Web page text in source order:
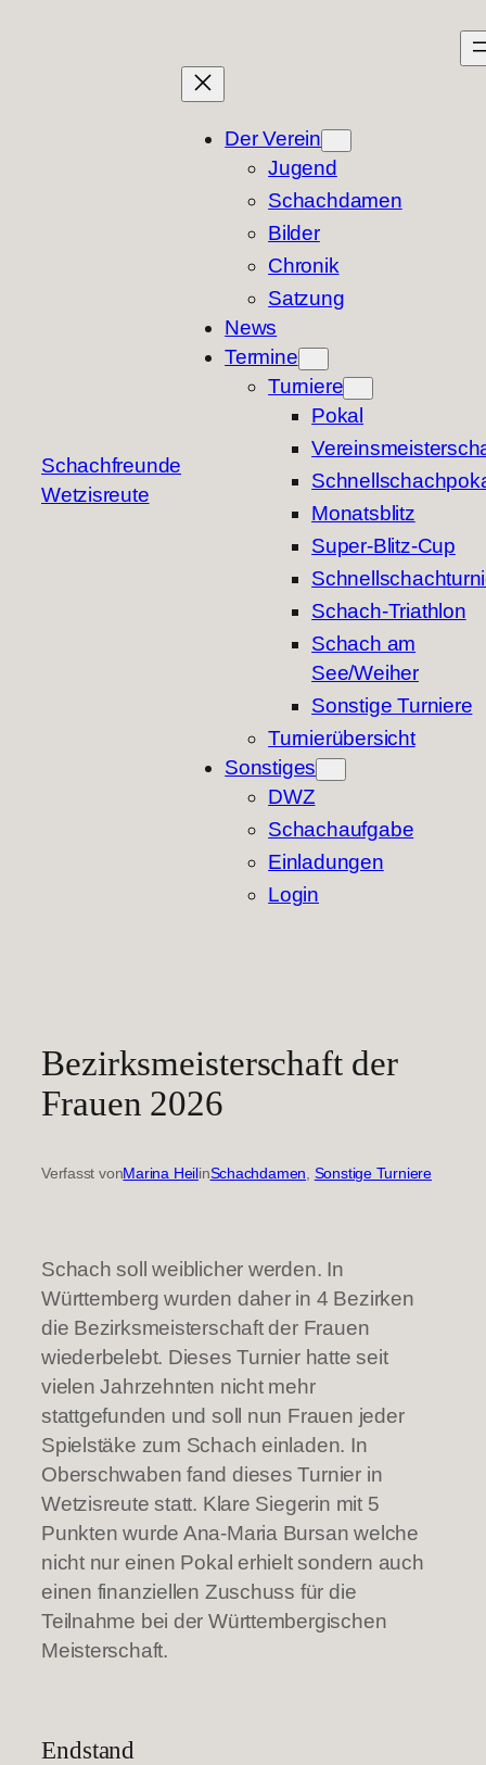
Schachfreunde
Wetzisreute
Der Verein
Jugend
Schachdamen
Bilder
Chronik
Satzung
News
Termine
Turniere
Pokal
Monatsblitz
Super-Blitz-Cup
Schach-Triathlon
Schach am
See/Weiher
Sonstige Turniere
Turnierübersicht
Sonstiges
DWZ
Schachaufgabe
Einladungen
Login
Bezirksmeisterschaft der
Frauen 2026
Verfasst vonMarina HeilinSchachdamen Sonstige Turniere
Schach soll weiblicher werden. In
Württemberg wurden daher in 4 Bezirken
die Bezirksmeisterschaft der Frauen
wiederbelebt. Dieses Turnier hatte seit
vielen Jahrzehnten nicht mehr
stattgefunden und soll nun Frauen jeder
Spielstäke zum Schach einladen. In
Oberschwaben fand dieses Turnier in
Wetzisreute statt. Klare Siegerin mit 5
Punkten wurde Ana-Maria Bursan welche
nicht nur einen Pokal erhielt sondern auch
einen finanziellen Zuschuss für die
Teilnahme bei der Württembergischen
Meisterschaft.
Endstand